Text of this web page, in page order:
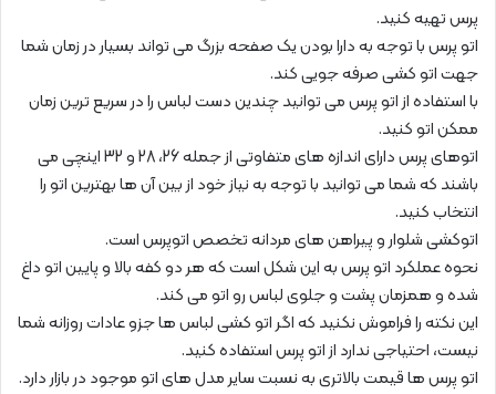
پرس تهیه کنید.
اتو پرس با توجه به دارا بودن یک صفحه بزرگ می تواند بسیار در زمان شما
جهت اتو کشی صرفه جویی کند.
با استفاده از اتو پرس می توانید چندین دست لباس را در سریع ترین زمان
ممکن اتو کنید.
اتوهای پرس دارای اندازه های متفاوتی از جمله 26، 28 و 32 اینچی می
باشند که شما می توانید با توجه به نیاز خود از بین آن ها بهترین اتو را
انتخاب کنید.
اتوکشی شلوار و پیراهن های مردانه تخصص اتوپرس است.
نحوه عملکرد اتو پرس به این شکل است که هر دو کفه بالا و پایین اتو داغ
شده و همزمان پشت و جلوی لباس رو اتو می کند.
این نکته را فراموش نکنید که اگر اتو کشی لباس ها جزو عادات روزانه شما
نیست، احتیاجی ندارد از اتو پرس استفاده کنید.
اتو پرس ها قیمت بالاتری به نسبت سایر مدل های اتو موجود در بازار دارد.